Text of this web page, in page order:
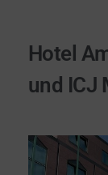
Hotel
und ICJ